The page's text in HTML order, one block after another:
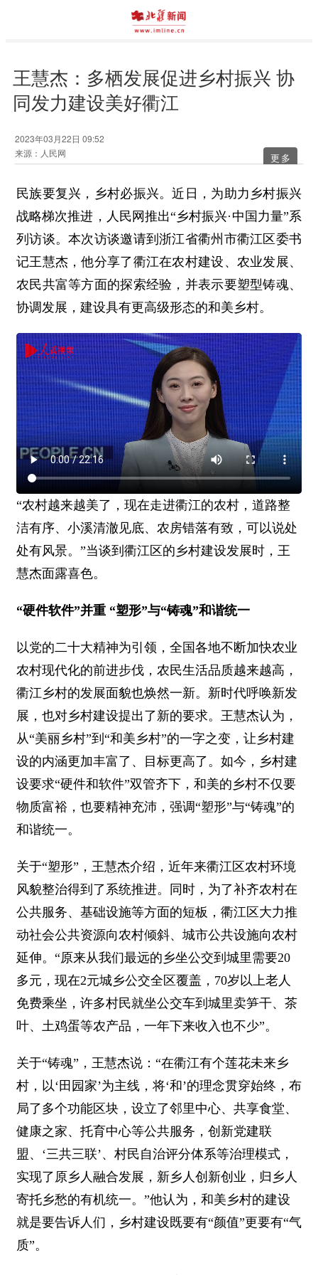
王慧杰：多栖发展促进乡村振兴 协
同发力建设美好衢江
2023年03月22日 09:52
来源：人民网
更多
民族要复兴，乡村必振兴。近日，为助力乡村振兴
战略梯次推进，人民网推出“乡村振兴·中国力量”系
列访谈。本次访谈邀请到浙江省衢州市衢江区委书
记王慧杰，他分享了衢江在农村建设、农业发展、
农民共富等方面的探索经验，并表示要塑型铸魂、
协调发展，建设具有更高级形态的和美乡村。
“农村越来越美了，现在走进衢江的农村，道路整
洁有序、小溪清澈见底、农房错落有致，可以说处
处有风景。”当谈到 衢江区 的乡村建设发展时，王
慧杰面露喜色。
“硬件软件”并重 “塑形”与“铸魂”和谐统一
以党的二十大精神为引领，全国各地不断加快农业
农村现代化的前进步伐，农民生活品质越来越高，
衢江乡村的发展面貌也焕然一新。新时代呼唤新发
展，也对乡村建设提出了新的要求。王慧杰认为，
从“美丽乡村”到“和美乡村”的一字之变，让乡村建
设的内涵更加丰富了、目标更高了。如今，乡村建
设要求“硬件和软件”双管齐下，和美的乡村不仅要
物质富裕，也要精神充沛，强调“塑形”与“铸魂”的
和谐统一。
关于“塑形”，王慧杰介绍，近年来衢江区农村环境
风貌整治得到了系统推进。同时，为了补齐农村在
公共服务、基础设施等方面的短板，衢江区大力推
动社会公共资源向农村倾斜、城市公共设施向农村
延伸。“原来从我们最远的乡坐公交到城里需要20
多元，现在2元城乡公交全区覆盖，70岁以上老人
免费乘坐，许多村民就坐公交车到城里卖笋干、茶
叶、土鸡蛋等农产品，一年下来收入也不少”。
关于“铸魂”，王慧杰说：“在衢江有个莲花未来乡
村，以‘田园家’为主线，将‘和’的理念贯穿始终，布
局了多个功能区块，设立了邻里中心、共享食堂、
健康之家、托育中心等公共服务，创新党建联
盟、‘三共三联’、村民自治评分体系等治理模式，
实现了原乡人融合发展，新乡人创新创业，归乡人
寄托乡愁的有机统一。”他认为，和美乡村的建设
就是要告诉人们，乡村建设既要有“颜值”更要有“气
质”。